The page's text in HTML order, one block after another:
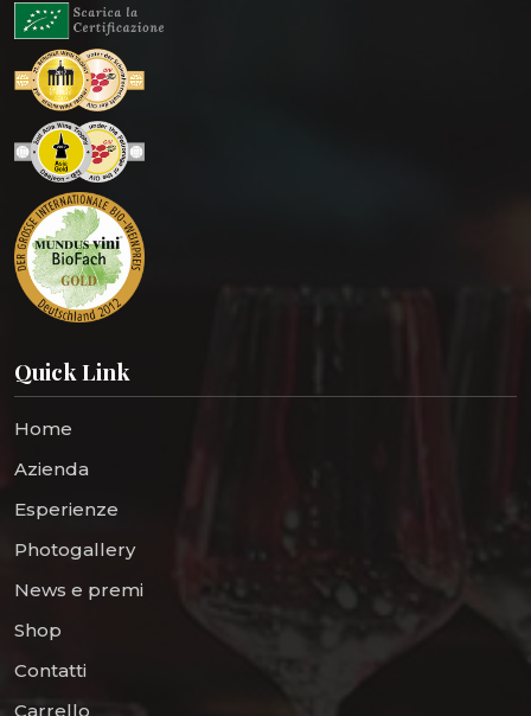
Quick Link
Home
Azienda
Esperienze
Photogallery
News e premi
Shop
Contatti
Carrello